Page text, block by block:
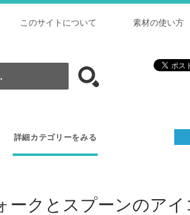
素材の使い方
このサイトについて
詳細カテゴリーをみる
ークとスプーンのアイ